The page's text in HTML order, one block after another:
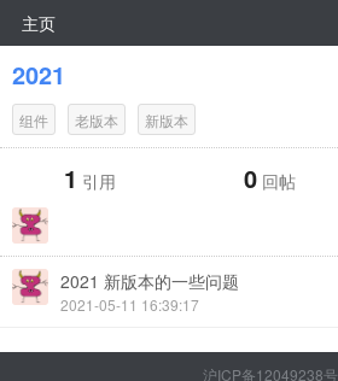
主页
2021
组件 老版本 新版本
1 引用 0 回帖
2021 新版本的一些问题
2021-05-11 16:39:17
沪ICP备12049238号